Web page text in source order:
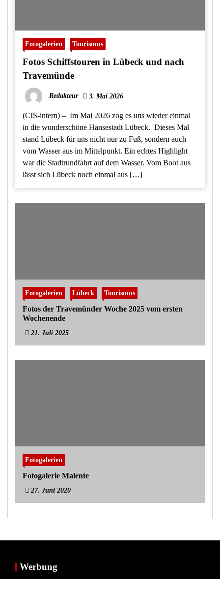
Fotogalerien Tourismus
Fotos Schiffstouren in Lübeck und nach
Travemünde
Redakteur 3. Mai 2026
(CIS-intern) – Im Mai 2026 zog es uns wieder einmal
in die wunderschöne Hansestadt Lübeck. Dieses Mal
stand Lübeck für uns nicht nur zu Fuß, sondern auch
vom Wasser aus im Mittelpunkt. Ein echtes Highlight
war die Stadtrundfahrt auf dem Wasser. Vom Boot aus
lässt sich Lübeck noch einmal aus […]
Fotogalerien Lübeck Tourismus
Fotos der Travemünder Woche 2025 vom ersten
Wochenende
21. Juli 2025
Fotogalerien
Fotogalerie Malente
27. Juni 2020
Werbung